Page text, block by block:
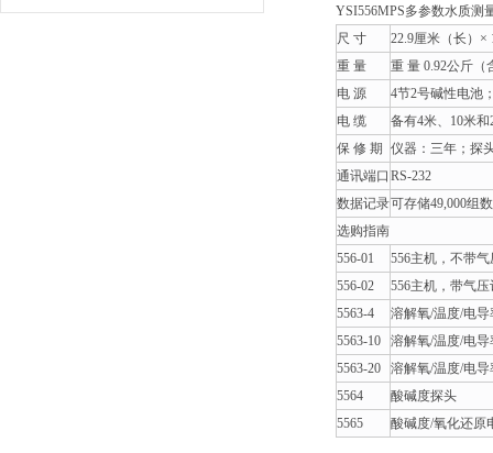
电子天平时一定要注意
YSI556MPS多参数水质测
尺 寸
22.9厘米（长）×
重 量
重 量 0.92公斤（
电 源
4节2号碱性电池
电 缆
备有4米、10米
保 修 期 仪器：三年；探
通讯端口 RS-232
数据记录可存储49,000组
选购指南
556-01
556主机，不带
556-02
556主机，带气
5563-4
溶解氧/温度/电
5563-10
溶解氧/温度/电
5563-20
溶解氧/温度/电
5564
酸碱度探头
5565
酸碱度/氧化还原